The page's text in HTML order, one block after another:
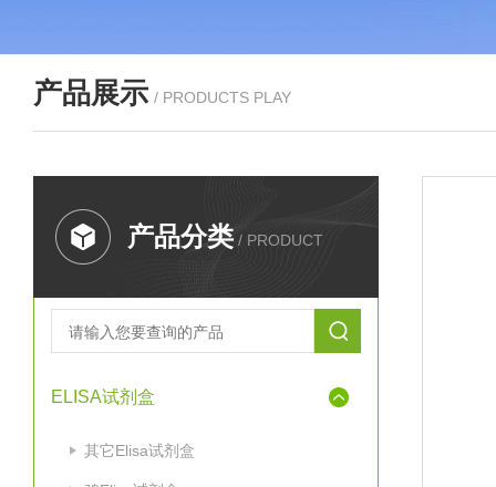
产品展示 / PRODUCTS PLAY
产品分类 / PRODUCT
ELISA试剂盒
其它Elisa试剂盒